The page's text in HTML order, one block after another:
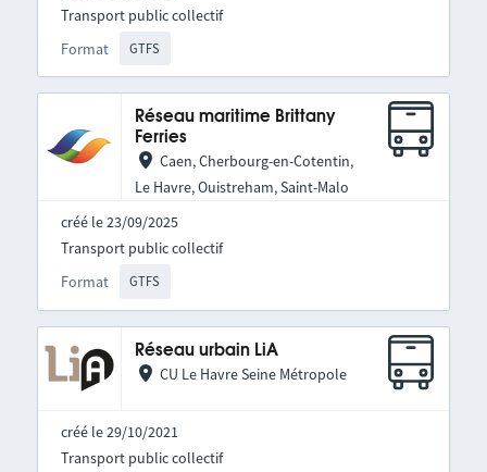
Format GTFS
Transport public collectif
Réseau maritime Brittany
Ferries
Caen, Cherbourg-en-Cotentin,
Le Havre, Ouistreham, Saint-Malo
créé le 23/09/2025
Format GTFS
Transport public collectif
Réseau urbain LiA
CU Le Havre Seine Métropole
créé le 29/10/2021
Transport public collectif